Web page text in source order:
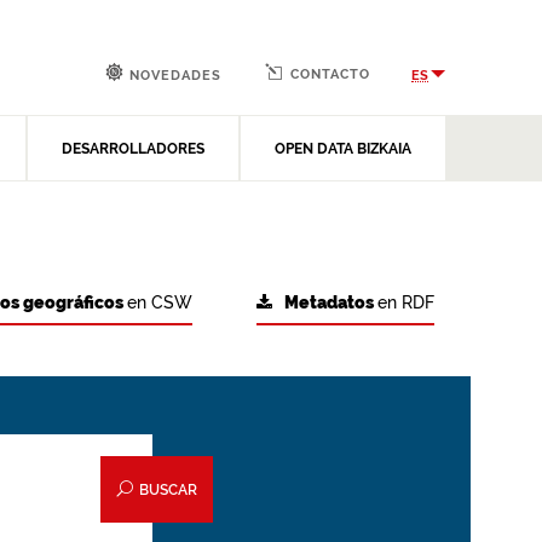
DESARROLLADORES OPEN DATA BIZKAIA
NOVEDADES CONTACTO ES
Metadatosen RDF
geográficosen CSW
BUSCAR